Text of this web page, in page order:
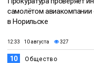
самолётом авиакомпании
в Норильске
12:33 10 августа 327
10 Общество